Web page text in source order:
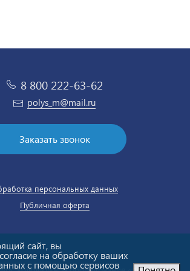
8 800 222-63-62
polys_m@mail.ru
Заказать звонок
персональных данных
Публичная оферта
сайт, вы
на обработку ваших
с помощью сервисов